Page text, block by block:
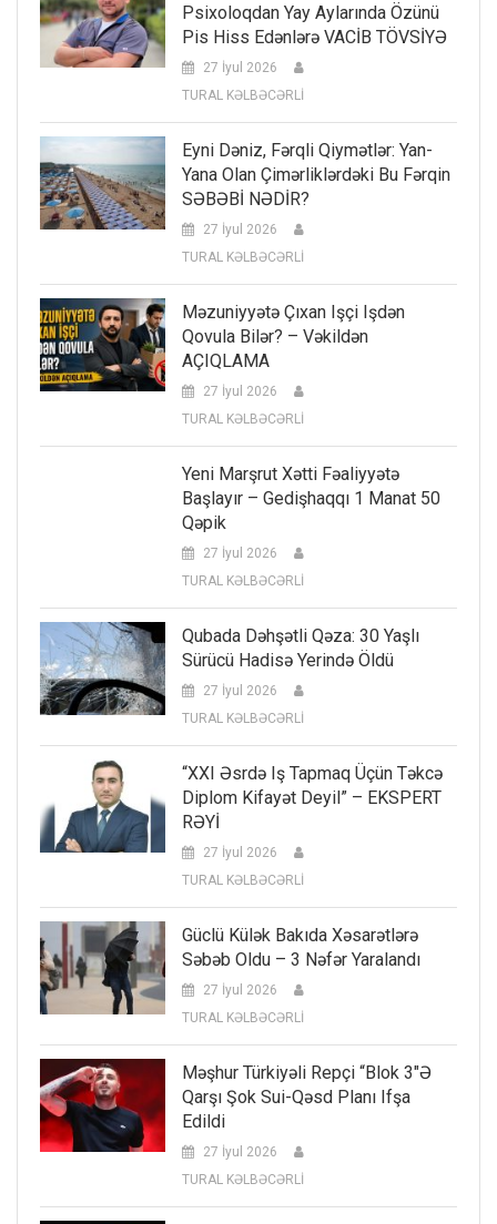
Psixoloqdan Yay Aylarında Özünü
Pis Hiss Edənlərə VACİB TÖVSİYƏ
27 İyul 2026
TURAL KƏLBƏCƏRLİ
Eyni Dəniz, Fərqli Qiymətlər: Yan-
Yana Olan Çimərliklərdəki Bu Fərqin
SƏBƏBİ NƏDİR?
27 İyul 2026
TURAL KƏLBƏCƏRLİ
Məzuniyyətə Çıxan Işçi Işdən
Qovula Bilər? – Vəkildən
AÇIQLAMA
27 İyul 2026
TURAL KƏLBƏCƏRLİ
Yeni Marşrut Xətti Fəaliyyətə
Başlayır – Gedişhaqqı 1 Manat 50
Qəpik
27 İyul 2026
TURAL KƏLBƏCƏRLİ
Qubada Dəhşətli Qəza: 30 Yaşlı
Sürücü Hadisə Yerində Öldü
27 İyul 2026
TURAL KƏLBƏCƏRLİ
“XXI Əsrdə Iş Tapmaq Üçün Təkcə
Diplom Kifayət Deyil” – EKSPERT
RƏYİ
27 İyul 2026
TURAL KƏLBƏCƏRLİ
Güclü Külək Bakıda Xəsarətlərə
Səbəb Oldu – 3 Nəfər Yaralandı
27 İyul 2026
TURAL KƏLBƏCƏRLİ
Məşhur Türkiyəli Repçi “Blok 3″ə
Qarşı Şok Sui-Qəsd Planı Ifşa
Edildi
27 İyul 2026
TURAL KƏLBƏCƏRLİ